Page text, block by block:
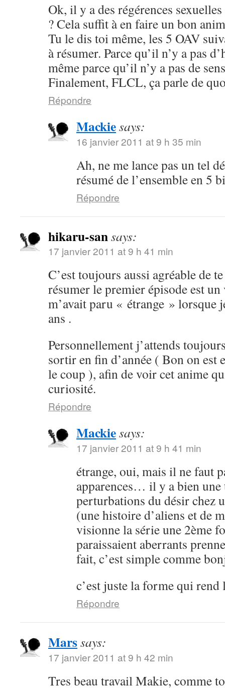
Ok, il y a des régérences
? Cela suffit à en faire un bon
Tu le dis toi même, les 5 OAV
à résumer. Parce qu’il n’y a pas
même parce qu’il n’y a pas de
Finalement, FLCL, ça parle de
Répondre
Mackiesays:
16 janvier 2011 at 9 h 35 min
Ah, ne me lance pas un tel
résumé de l’ensemble en 5
Répondre
hikaru-sansays:
17 janvier 2011 at 9 h 41 min
C’est toujours aussi agréable de
résumer le premier épisode est
m’avait paru « étrange » lorsque
ans .
Personnellement j’attends
sortir en fin d’année ( Bon on est
le coup ), afin de voir cet anime
curiosité.
Répondre
Mackiesays:
17 janvier 2011 at 9 h 41 min
étrange, oui, mais il ne faut
apparences… il y a bien une
perturbations du désir chez
(une histoire d’aliens et de
visionne la série une 2ème
paraissaient aberrants
fait, c’est simple comme
c’est juste la forme qui rend
Répondre
Marssays:
17 janvier 2011 at 9 h 42 min
Tres beau travail Makie, comme